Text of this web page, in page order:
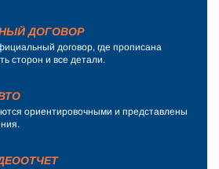
ДОГОВОР
договор, где прописана
сторон и все детали.
ориентировочными и представлены